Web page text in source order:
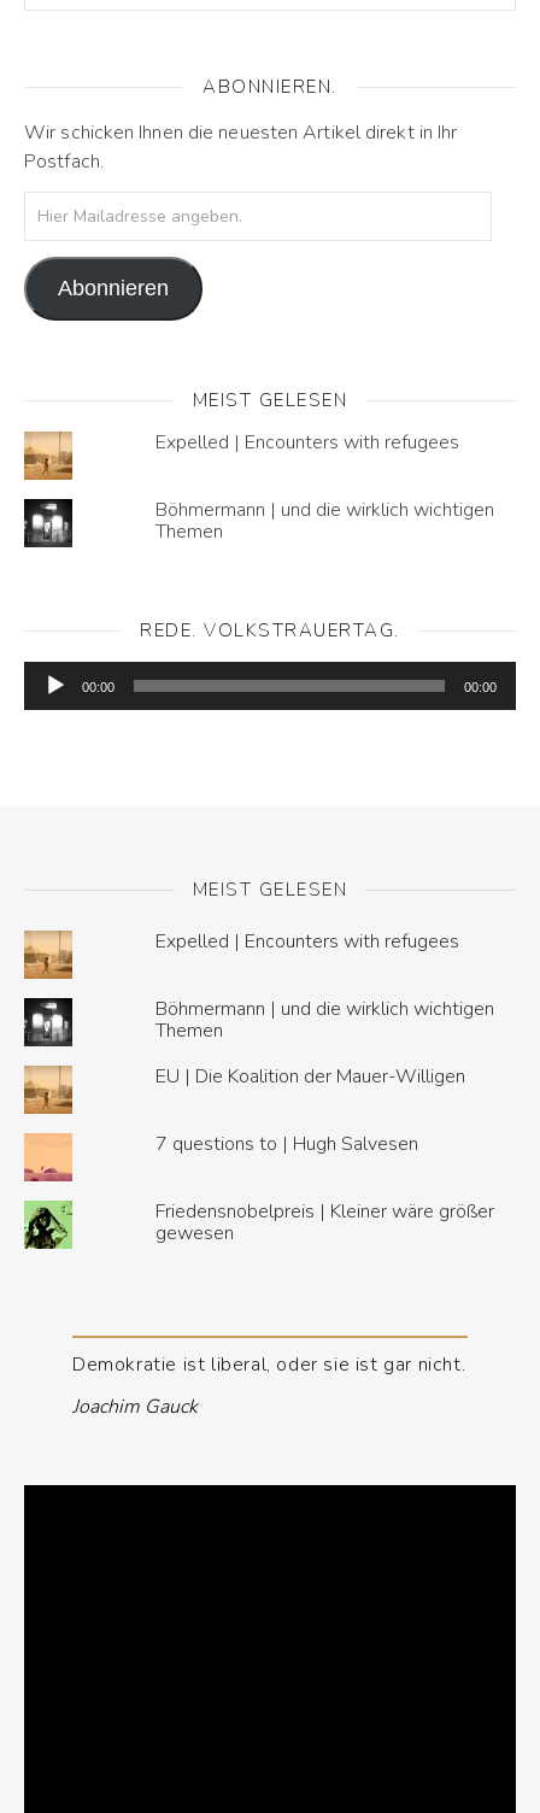
ABONNIEREN.
Wir schicken Ihnen die neuesten Artikel direkt in Ihr
Postfach.
Hier Mailadresse angeben.
Abonnieren
MEIST GELESEN
Expelled | Encounters with refugees
Böhmermann | und die wirklich wichtigen
Themen
REDE. VOLKSTRAUERTAG.
Audio-
Player
00:00 00:00
MEIST GELESEN
Expelled | Encounters with refugees
Böhmermann | und die wirklich wichtigen
Themen
EU | Die Koalition der Mauer-Willigen
7 questions to | Hugh Salvesen
Friedensnobelpreis | Kleiner wäre größer
gewesen
Demokratie ist liberal, oder sie ist gar nicht.
Joachim Gauck